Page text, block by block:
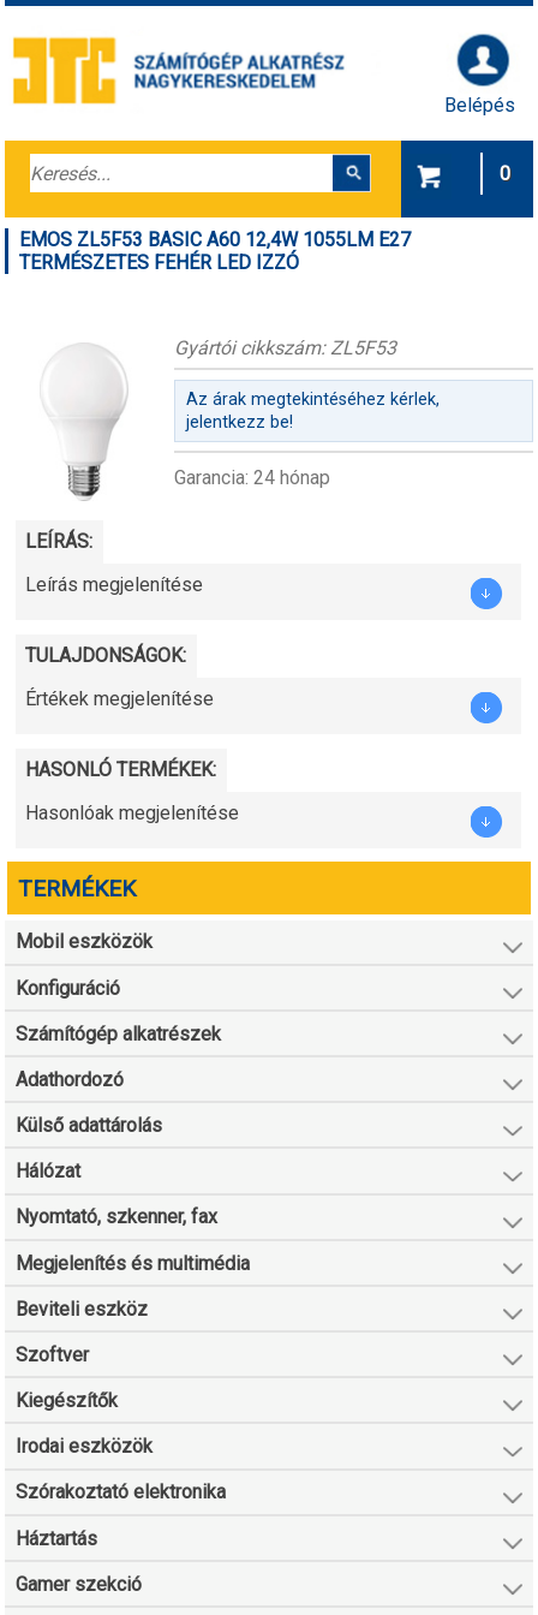
Belépés
0
EMOS ZL5F53 BASIC A60 12,4W 1055LM E27
TERMÉSZETES FEHÉR LED IZZÓ
Gyártói cikkszám: ZL5F53
Az árak megtekintéséhez kérlek,
jelentkezz be!
Garancia: 24 hónap
LEÍRÁS:
Leírás megjelenítése
TULAJDONSÁGOK:
Értékek megjelenítése
HASONLÓ TERMÉKEK:
Hasonlóak megjelenítése
TERMÉKEK
Mobil eszközök
Konfiguráció
Számítógép alkatrészek
Adathordozó
Külső adattárolás
Hálózat
Nyomtató, szkenner, fax
Megjelenítés és multimédia
Beviteli eszköz
Szoftver
Kiegészítők
Irodai eszközök
Szórakoztató elektronika
Háztartás
Gamer szekció